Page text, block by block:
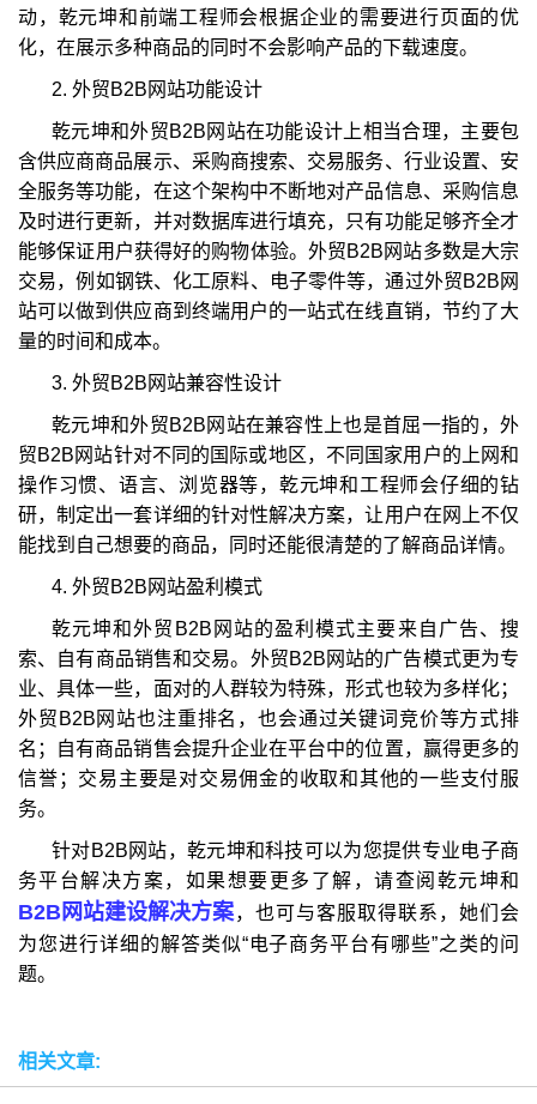
动，乾元坤和前端工程师会根据企业的需要进行页面的优
化，在展示多种商品的同时不会影响产品的下载速度。
2. 外贸B2B网站功能设计
乾元坤和外贸B2B网站在功能设计上相当合理，主要包
含供应商商品展示、采购商搜索、交易服务、行业设置、安
全服务等功能，在这个架构中不断地对产品信息、采购信息
及时进行更新，并对数据库进行填充，只有功能足够齐全才
能够保证用户获得好的购物体验。外贸B2B网站多数是大宗
交易，例如钢铁、化工原料、电子零件等，通过外贸B2B网
站可以做到供应商到终端用户的一站式在线直销，节约了大
量的时间和成本。
3. 外贸B2B网站兼容性设计
乾元坤和外贸B2B网站在兼容性上也是首屈一指的，外
贸B2B网站针对不同的国际或地区，不同国家用户的上网和
操作习惯、语言、浏览器等，乾元坤和工程师会仔细的钻
研，制定出一套详细的针对性解决方案，让用户在网上不仅
能找到自己想要的商品，同时还能很清楚的了解商品详情。
4. 外贸B2B网站盈利模式
乾元坤和外贸B2B网站的盈利模式主要来自广告、搜
索、自有商品销售和交易。外贸B2B网站的广告模式更为专
业、具体一些，面对的人群较为特殊，形式也较为多样化；
外贸B2B网站也注重排名，也会通过关键词竞价等方式排
名；自有商品销售会提升企业在平台中的位置，赢得更多的
信誉；交易主要是对交易佣金的收取和其他的一些支付服
务。
针对B2B网站，乾元坤和科技可以为您提供专业电子商
务平台解决方案，如果想要更多了解，请查阅乾元坤和
B2B网站建设解决方案，也可与客服取得联系，她们会
为您进行详细的解答类似“电子商务平台有哪些”之类的问
题。
相关文章: